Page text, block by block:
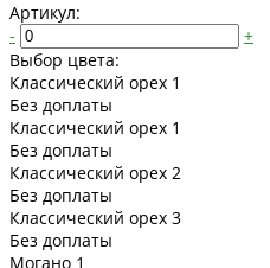
Артикул:
-
+
Выбор цвета:
Классический орех 1
Без доплаты
Классический орех 1
Без доплаты
Классический орех 2
Без доплаты
Классический орех 3
Без доплаты
Могано 1